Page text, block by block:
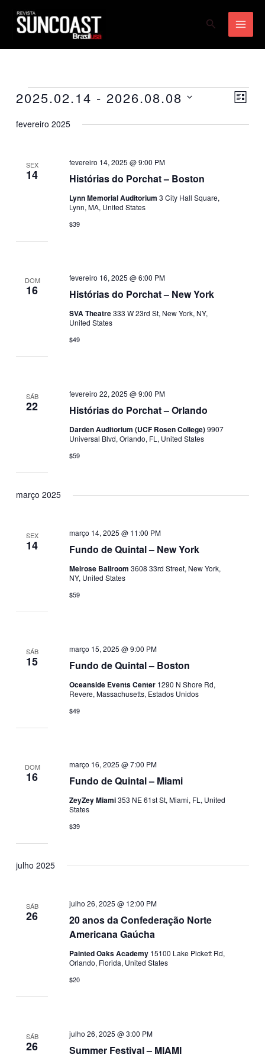
Pesquisar
Eventos
LISTA
2025.02.14 - 2026.08.08
fevereiro 2025
SEX
14 Histórias do Porchat – Boston
fevereiro 14, 2025 @ 9:00 PM
Lynn Memorial Auditorium 3 City Hall Square,
Lynn, MA, United States
$39
DOM
16 Histórias do Porchat – New York
fevereiro 16, 2025 @ 6:00 PM
SVA Theatre333 W 23rd St, New York, NY,
United States
$49
SÁB
22 Histórias do Porchat – Orlando
fevereiro 22, 2025 @ 9:00 PM
Darden Auditorium (UCF Rosen College)9907
Universal Blvd, Orlando, FL, United States
$59
março 2025
SEX
14 Fundo de Quintal – New York
março 14, 2025 @ 11:00 PM
Melrose Ballroom 3608 33rd Street, New York,
NY, United States
$59
SÁB
15 Fundo de Quintal – Boston
março 15, 2025 @ 9:00 PM
Oceanside Events Center 1290 N Shore Rd,
Revere, Massachusetts, Estados Unidos
$49
DOM
16 Fundo de Quintal – Miami
março 16, 2025 @ 7:00 PM
ZeyZey Miami353 NE 61st St, Miami, FL, United
States
$39
julho 2025
SÁB
26
20 anos da Confederação Norte
Americana Gaúcha
julho 26, 2025 @ 12:00 PM
Painted Oaks Academy 15100 Lake Pickett Rd,
Orlando, Florida, United States
$20
SÁB
26 Summer Festival – MIAMI
julho 26, 2025 @ 3:00 PM